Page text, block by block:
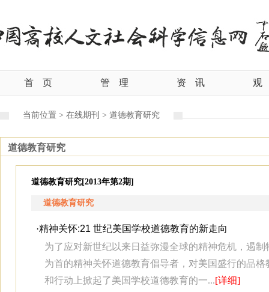
首 页 管 理 资 讯 观
当前位置 > 在线期刊 > 道德教育研究
道德教育研究
道德教育研究[2013年第2期]
道德教育研究
·精神关怀:21 世纪美国学校道德教育的新走向
为了应对新世纪以来日益弥漫全球的精神危机，遏
为首的精神关怀道德教育倡导者，对美国盛行的品
和行动上掀起了美国学校道德教育的一...[详细]